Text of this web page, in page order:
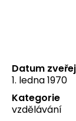
Datum
1. ledna 1970
Kategorie
vzdělávání